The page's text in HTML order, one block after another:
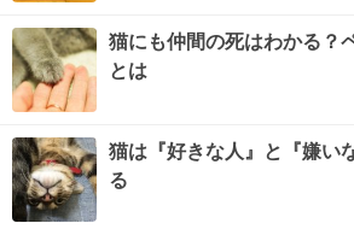
猫にも仲間の死はわかる？
とは
猫は『好きな人』と『嫌い
る